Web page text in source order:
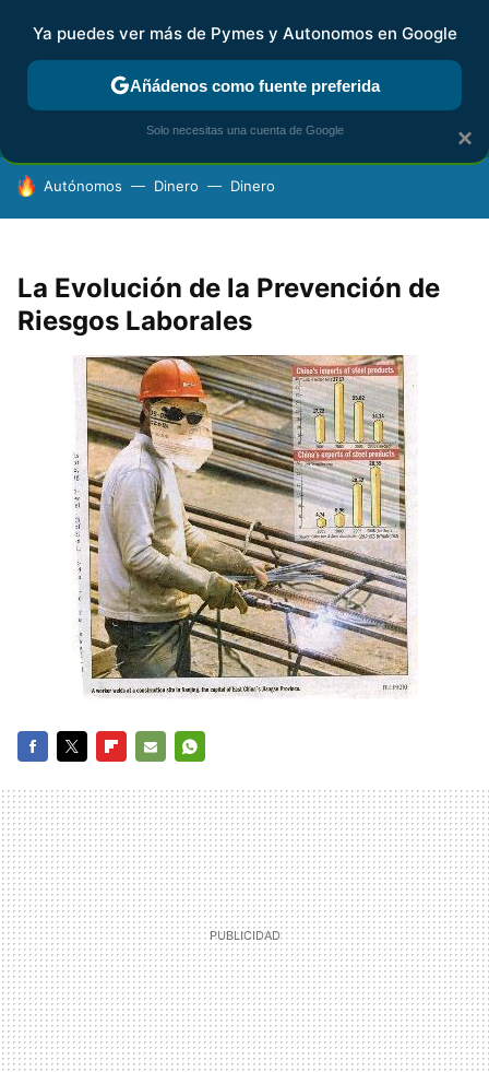
FISCALIDAD Y CONTABILIDAD KIT DIGITAL RENTA
HOY SE HABLA DE
Autónomos Dinero Dinero
La Evolución de la Prevención de
Riesgos Laborales
MAIL
×
Ya puedes ver más de Pymes y Autonomos en Google
Añádenos como fuente preferida
Solo necesitas una cuenta de Google